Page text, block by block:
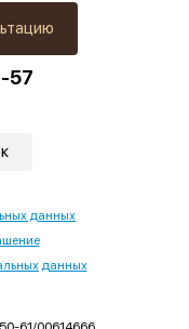
57
данных
данных